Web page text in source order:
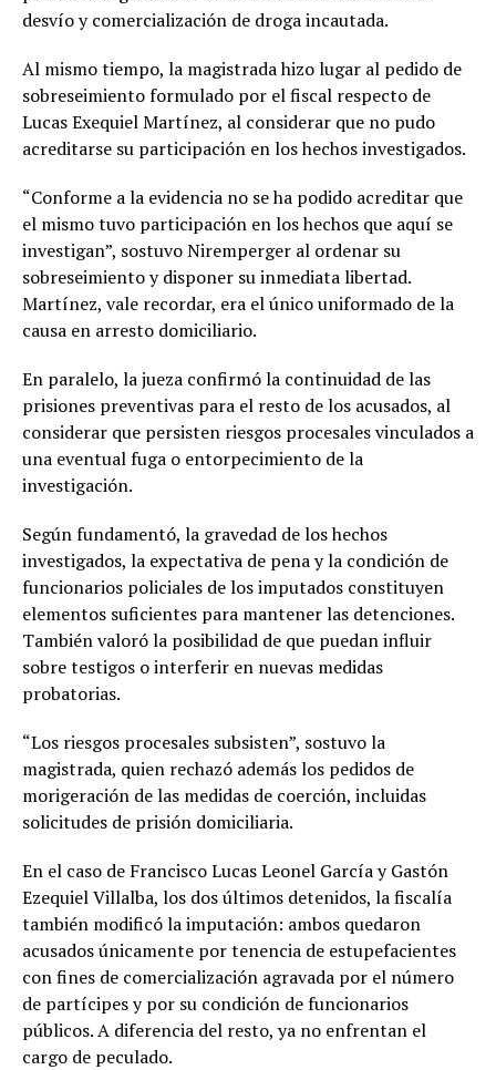
desvío y comercialización de droga incautada.
Al mismo tiempo, la magistrada hizo lugar al pedido de
sobreseimiento formulado por el fiscal respecto de
Lucas Exequiel Martínez, al considerar que no pudo
acreditarse su participación en los hechos investigados.
“Conforme a la evidencia no se ha podido acreditar que
el mismo tuvo participación en los hechos que aquí se
investigan”, sostuvo Niremperger al ordenar su
sobreseimiento y disponer su inmediata libertad.
Martínez, vale recordar, era el único uniformado de la
causa en arresto domiciliario.
En paralelo, la jueza confirmó la continuidad de las
prisiones preventivas para el resto de los acusados, al
considerar que persisten riesgos procesales vinculados a
una eventual fuga o entorpecimiento de la
investigación.
Según fundamentó, la gravedad de los hechos
investigados, la expectativa de pena y la condición de
funcionarios policiales de los imputados constituyen
elementos suficientes para mantener las detenciones.
También valoró la posibilidad de que puedan influir
sobre testigos o interferir en nuevas medidas
probatorias.
“Los riesgos procesales subsisten”, sostuvo la
magistrada, quien rechazó además los pedidos de
morigeración de las medidas de coerción, incluidas
solicitudes de prisión domiciliaria.
En el caso de Francisco Lucas Leonel García y Gastón
Ezequiel Villalba, los dos últimos detenidos, la fiscalía
también modificó la imputación: ambos quedaron
acusados únicamente por tenencia de estupefacientes
con fines de comercialización agravada por el número
de partícipes y por su condición de funcionarios
públicos. A diferencia del resto, ya no enfrentan el
cargo de peculado.